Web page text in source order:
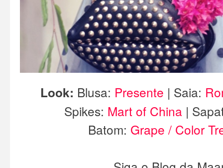
Look: Blusa: Presente | Saia:
Spikes: Mart of China |
Batom: Grape / Color